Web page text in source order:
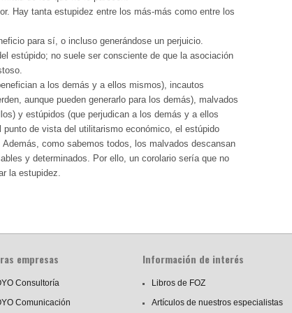
Hay tanta estupidez entre los más-más como entre los
para sí, o incluso generándose un perjuicio.
estúpido; no suele ser consciente de que la asociación
a los demás y a ellos mismos), incautos
aunque pueden generarlo para los demás), malvados
y estúpidos (que perjudican a los demás y a ellos
de vista del utilitarismo económico, el estúpido
como sabemos todos, los malvados descansan
y determinados. Por ello, un corolario sería que no
la estupidez.
empresas
Consultoría
Comunicación
Información de interés
Libros de FOZ
Artículos de nuestros especialistas